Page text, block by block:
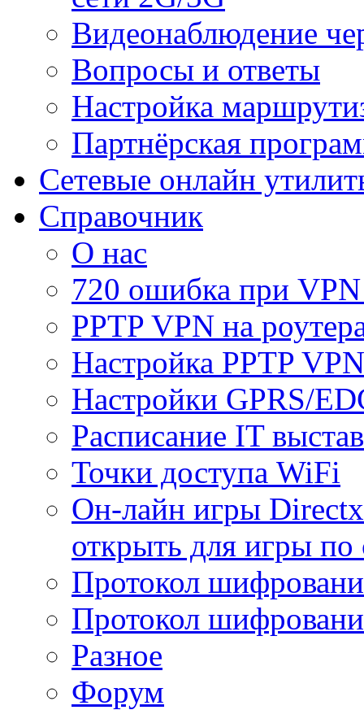
Видеонаблюдение
Вопросы и ответы
Настройка
Партнёрская
Сетевые онлайн
Справочник
О нас
720 ошибка при
PPTP VPN на
Настройка PPTP
Настройки GPRS/
Расписание IT
Точки доступа WiFi
Он-лайн игры
открыть для игры по
Протокол
Протокол
Разное
Форум